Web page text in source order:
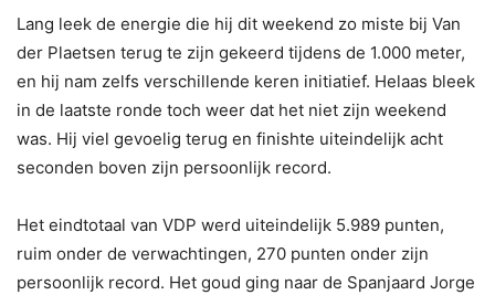
Lang leek de energie die hij dit weekend zo miste bij Van
der Plaetsen terug te zijn gekeerd tijdens de 1.000 meter,
en hij nam zelfs verschillende keren initiatief. Helaas bleek
in de laatste ronde toch weer dat het niet zijn weekend
was. Hij viel gevoelig terug en finishte uiteindelijk acht
seconden boven zijn persoonlijk record.
Het eindtotaal van VDP werd uiteindelijk 5.989 punten,
ruim onder de verwachtingen, 270 punten onder zijn
persoonlijk record. Het goud ging naar de Spanjaard Jorge